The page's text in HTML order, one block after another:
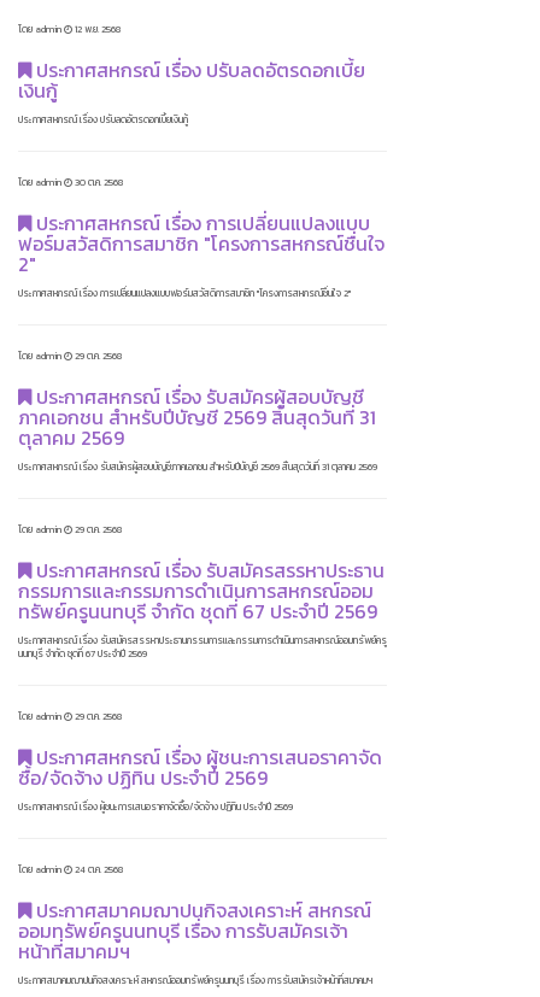
โดย admin 12 พ.ย. 2568
ประกาศสหกรณ์ เรื่อง ปรับลดอัตรดอกเบี้ย
เงินกู้
ประกาศสหกรณ์ เรื่อง ปรับลดอัตรดอกเบี้ยเงินกู้
โดย admin 30 ต.ค. 2568
ประกาศสหกรณ์ เรื่อง การเปลี่ยนแปลงแบบ
ฟอร์มสวัสดิการสมาชิก "โครงการสหกรณ์ชื่นใจ
2"
ประกาศสหกรณ์ เรื่อง การเปลี่ยนแปลงแบบฟอร์มสวัสดิการสมาชิก "โครงการสหกรณ์ชื่นใจ 2"
โดย admin 29 ต.ค. 2568
ประกาศสหกรณ์ เรื่อง รับสมัครผู้สอบบัญชี
ภาคเอกชน สำหรับปีบัญชี 2569 สิ้นสุดวันที่ 31
ตุลาคม 2569
ประกาศสหกรณ์ เรื่อง รับสมัครผู้สอบบัญชีภาคเอกชน สำหรับปีบัญชี 2569 สิ้นสุดวันที่ 31 ตุลาคม 2569
โดย admin 29 ต.ค. 2568
ประกาศสหกรณ์ เรื่อง รับสมัครสรรหาประธาน
กรรมการและกรรมการดำเนินการสหกรณ์ออม
ทรัพย์ครูนนทบุรี จำกัด ชุดที่ 67 ประจำปี 2569
ประกาศสหกรณ์ เรื่อง รับสมัครสรรหาประธานกรรมการและกรรมการดำเนินการสหกรณ์ออมทรัพย์ครู
นนทบุรี จำกัด ชุดที่ 67 ประจำปี 2569
โดย admin 29 ต.ค. 2568
ประกาศสหกรณ์ เรื่อง ผู้ชนะการเสนอราคาจัด
ซื้อ/จัดจ้าง ปฏิทิน ประจำปี 2569
ประกาศสหกรณ์ เรื่อง ผู้ชนะการเสนอราคาจัดซื้อ/จัดจ้าง ปฏิทิน ประจำปี 2569
โดย admin 24 ต.ค. 2568
ประกาศสมาคมฌาปนกิจสงเคราะห์ สหกรณ์
ออมทรัพย์ครูนนทบุรี เรื่อง การรับสมัครเจ้า
หน้าที่สมาคมฯ
ประกาศสมาคมฌาปนกิจสงเคราะห์ สหกรณ์ออมทรัพย์ครูนนทบุรี เรื่อง การรับสมัครเจ้าหน้าที่สมาคมฯ